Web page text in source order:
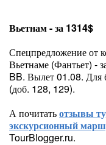
Вьетнам - за 1314$
Спецпредложение от
Вьетнаме (Фантьет) -
BB. Вылет 01.08. Для
(доб. 128, 129).
А почитатьотзывы
экскурсионный
TourBlogger.ru.